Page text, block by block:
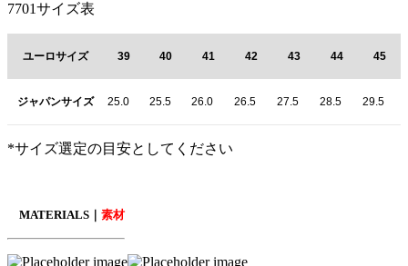
7701サイズ表
ユーロサイズ 39 40 41 42 43 44 45
ジャパンサイズ 25.0 25.5 26.0 26.5 27.5 28.5 29.5
*サイズ選定の目安としてください
MATERIALS｜ 素材